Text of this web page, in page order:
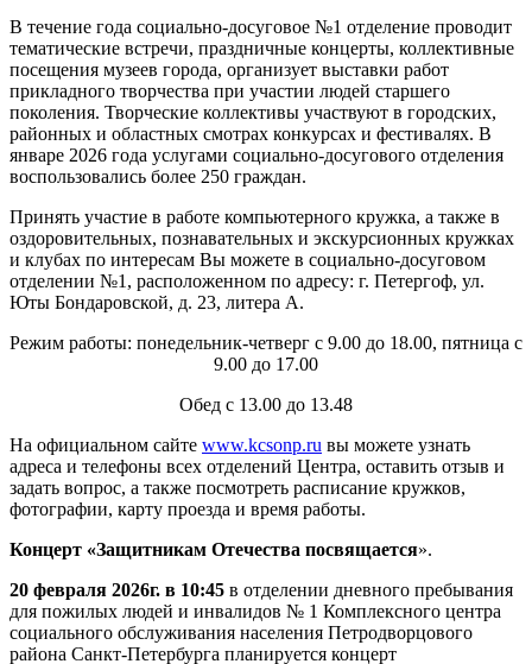
В течение года социально-досуговое №1 отделение проводит
тематические встречи, праздничные концерты, коллективные
посещения музеев города, организует выставки работ
прикладного творчества при участии людей старшего
поколения. Творческие коллективы участвуют в городских,
районных и областных смотрах конкурсах и фестивалях. В
январе 2026 года услугами социально-досугового отделения
воспользовались более 250 граждан.
Принять участие в работе компьютерного кружка, а также в
оздоровительных, познавательных и экскурсионных кружках
и клубах по интересам Вы можете в социально-досуговом
отделении №1, расположенном по адресу: г. Петергоф, ул.
Юты Бондаровской, д. 23, литера А.
Режим работы: понедельник-четверг с 9.00 до 18.00, пятница с
9.00 до 17.00
Обед с 13.00 до 13.48
На официальном сайте www.kcsonp.ru вы можете узнать
адреса и телефоны всех отделений Центра, оставить отзыв и
задать вопрос, а также посмотреть расписание кружков,
фотографии, карту проезда и время работы.
Концерт «Защитникам Отечества посвящается».
20 февраля 2026г. в 10:45 в отделении дневного пребывания
для пожилых людей и инвалидов № 1 Комплексного центра
социального обслуживания населения Петродворцового
района Санкт-Петербурга планируется концерт